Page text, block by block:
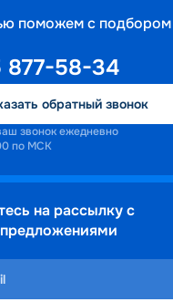
поможем с подбором
877-58-34
обратный звонок
звонок ежедневно
по МСК
на рассылку с